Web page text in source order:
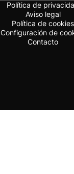
Política de
Aviso legal
Política de cookies
Configuración de
Contacto